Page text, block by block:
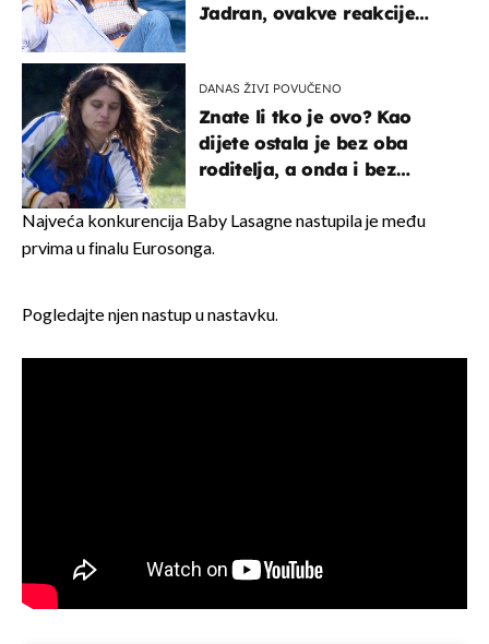
Jadran, ovakve reakcije
DANAS ŽIVI POVUČENO
Znate li tko je ovo? Kao
dijete ostala je bez oba
roditelja, a onda i bez
naslijediti
Najveća konkurencija Baby Lasagne nastupila je među
prvima u finalu Eurosonga.
Pogledajte njen nastup u nastavku.